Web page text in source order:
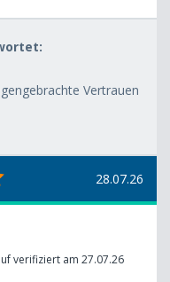
Vertrauen
28.07.26
verifiziert am 27.07.26